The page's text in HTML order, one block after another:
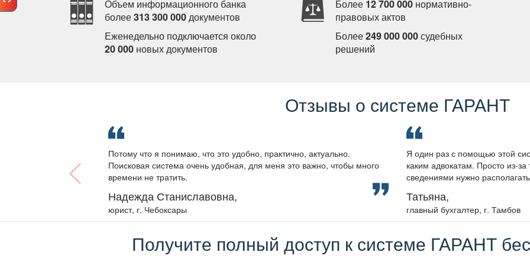
Объем информационного банка
олее313 300 000документо
Еженедельно подключается около
20 000 новых документо
Более 12 700 000 нормативно-
правовых акто
Более249 000 000судебных
решений
Отзывы о системе ГАРАНТ
Потому что я понимаю, что это удобно, практично, актуально.
Поисковая система очень удобная, для меня это важно, чтобы много
ремени не тратить.
Надежда Станиславовна,
юрист, г. Чебоксары
Я один раз с помощью этой
каким адвокатам. Просто из-
сведениями нужно
Татьяна,
лавный бухгалтер, г. Тамбо
Получите полный доступ к системе ГАРАНТ